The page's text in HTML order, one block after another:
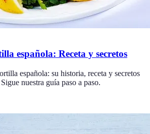
española: Receta y secretos
española: su historia, receta y secretos
nuestra guía paso a paso.